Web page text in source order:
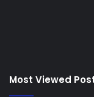
Most Viewed